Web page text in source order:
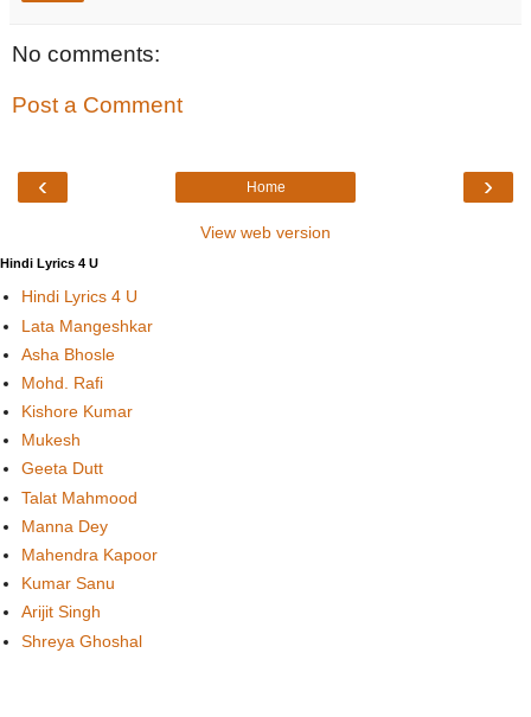
No comments:
Post a Comment
‹ ›
Home
View web version
Hindi Lyrics 4 U
Hindi Lyrics 4 U
Lata Mangeshkar
Asha Bhosle
Mohd. Rafi
Kishore Kumar
Mukesh
Geeta Dutt
Talat Mahmood
Manna Dey
Mahendra Kapoor
Kumar Sanu
Arijit Singh
Shreya Ghoshal